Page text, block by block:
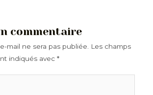
commentaire
mail ne sera pas publiée.
Les champs
indiqués avec *